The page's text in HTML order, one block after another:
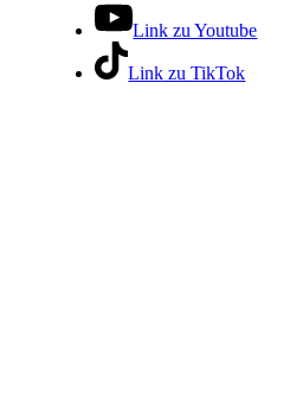
Link zu Youtube
Link zu TikTok